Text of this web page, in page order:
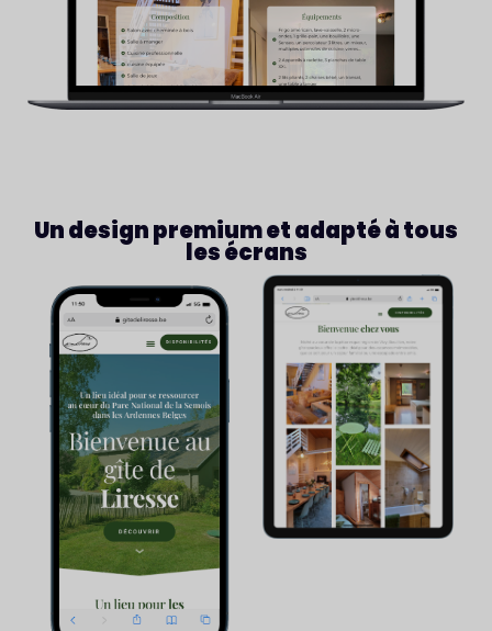
Un design premium et adapté à tous
les écrans